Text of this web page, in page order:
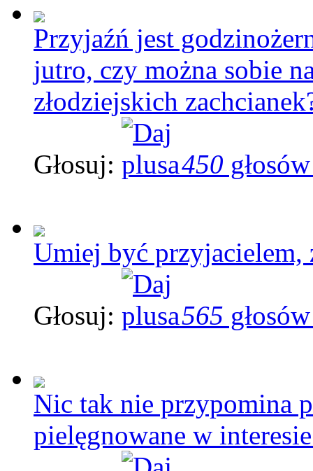
Przyjaźń jest
jutro, czy można sobie
złodziejskich
Głosuj: 450
Umiej być przyjacielem,
Głosuj: 565
Nic tak nie przypomina
pielęgnowane w